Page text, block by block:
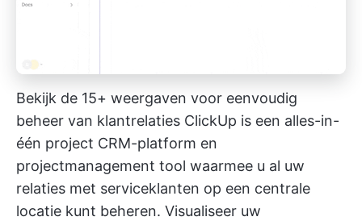
Bekijk de 15+ weergaven voor eenvoudig
beheer van klantrelaties ClickUp is een alles-in-
één project CRM-platform en
projectmanagement tool waarmee u al uw
relaties met serviceklanten op een centrale
locatie kunt beheren. Visualiseer uw